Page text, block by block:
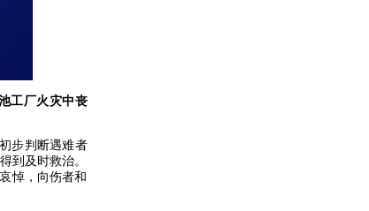
工厂火灾中丧
步判断遇难者
到及时救治。
悼，向伤者和